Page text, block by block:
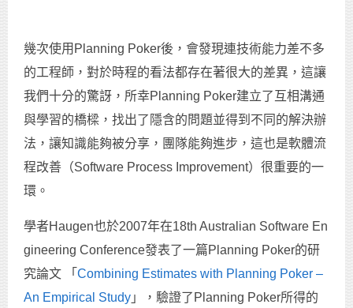
幾次使用Planning Poker後，會發現連技術能力差不多
的工程師，對於時程的看法都存在著很大的差異，這讓
我們十分的驚訝，所幸Planning Poker建立了互相溝通
與學習的橋樑，找出了隱含的問題並得到不同的解決辦
法，讓知識能夠被分享，團隊能夠進步，這也是軟體流
程改善（Software Process Improvement）很重要的一
環。
學者Haugen也於2007年在18th Australian Software En
gineering Conference發表了一篇Planning Poker的研
究論文 「 Combining Estimates with Planning Poker –
An Empirical Study 」，驗證了Planning Poker所得的